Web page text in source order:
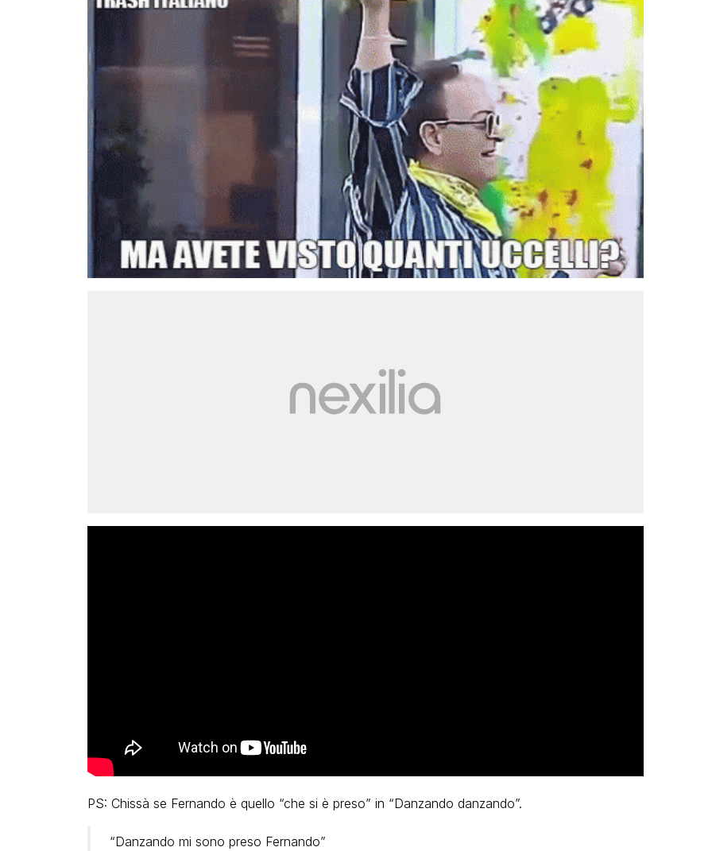
PS: Chissà se Fernando è quello “che si è preso” in “Danzando danzando”.
“Danzando mi sono preso Fernando”